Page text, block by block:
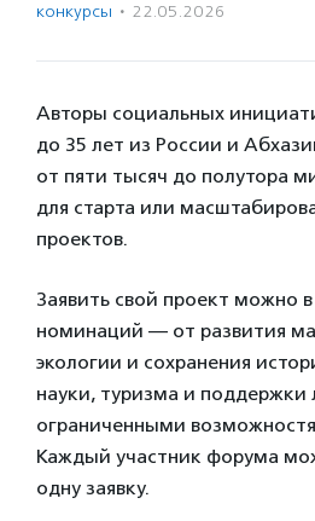
конкурсы · 22.05.2026
Авторы социальных
до 35 лет из России и
от пяти тысяч до полутора
для старта или
проектов.
Заявить свой проект можно
номинаций — от развития
экологии и сохранения
науки, туризма и поддержки
ограниченными
Каждый участник форума
одну заявку.